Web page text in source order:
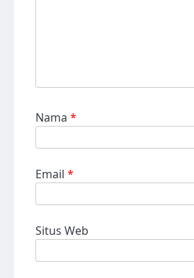
Nama *
Email *
Situs Web